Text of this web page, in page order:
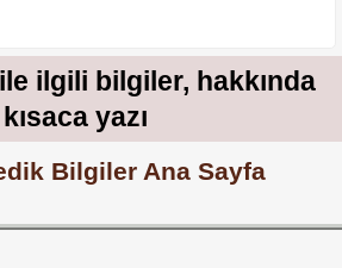
ilgili bilgiler, hakkında
kısaca yazı
Bilgiler Ana Sayfa